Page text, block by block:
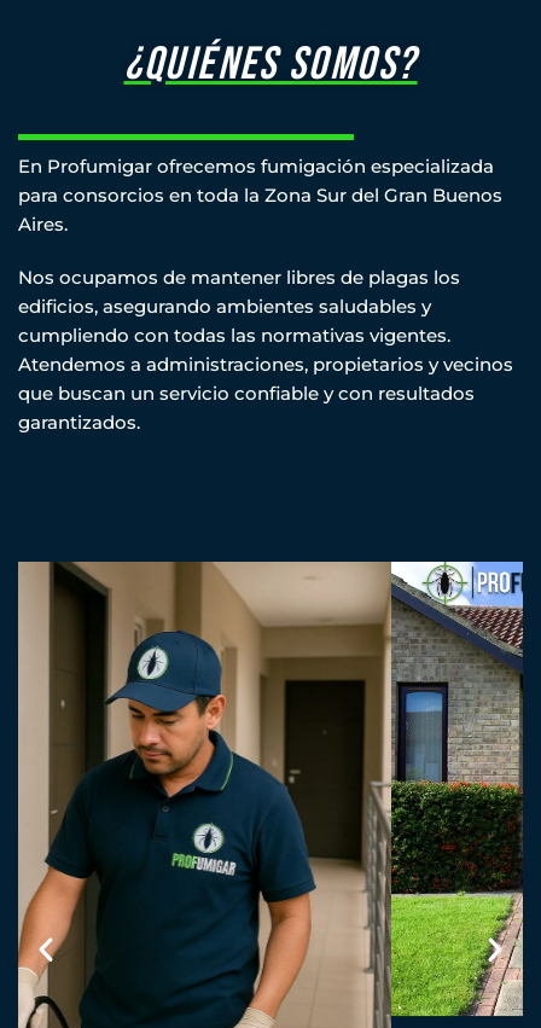
¿Quiénes somos?
En Profumigar ofrecemos fumigación especializada
para consorcios en toda la Zona Sur del Gran Buenos
Aires.
Nos ocupamos de mantener libres de plagas los
edificios, asegurando ambientes saludables y
cumpliendo con todas las normativas vigentes.
Atendemos a administraciones, propietarios y vecinos
que buscan un servicio confiable y con resultados
garantizados.